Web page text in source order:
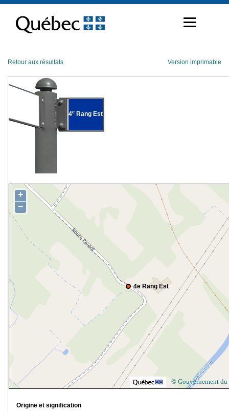
contenu
Retour aux résultats Version imprimable
4e Rang Est
4e Rang Est
+
−
© Gouvernement du
Origine et signification